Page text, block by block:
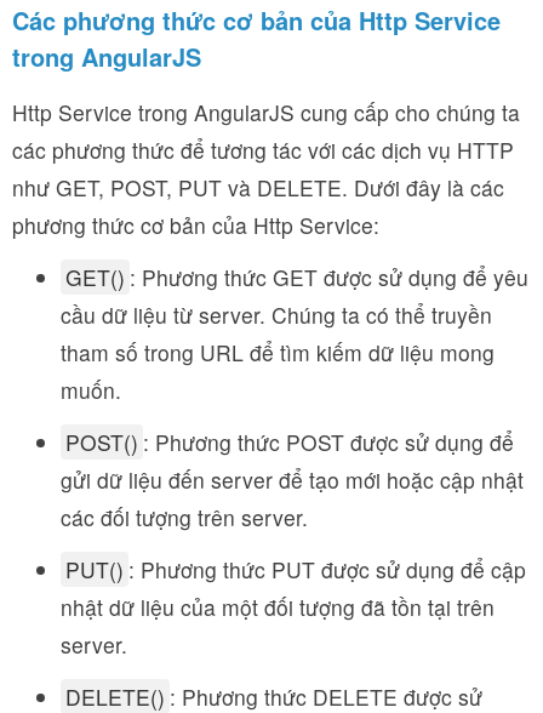
Các phương thức cơ bản của Http Service
trong AngularJS
Http Service trong AngularJS cung cấp cho chúng ta
các phương thức để tương tác với các dịch vụ HTTP
như GET, POST, PUT và DELETE. Dưới đây là các
phương thức cơ bản của Http Service:
GET() : Phương thức GET được sử dụng để yêu
cầu dữ liệu từ server. Chúng ta có thể truyền
tham số trong URL để tìm kiếm dữ liệu mong
muốn.
POST() : Phương thức POST được sử dụng để
gửi dữ liệu đến server để tạo mới hoặc cập nhật
các đối tượng trên server.
PUT() : Phương thức PUT được sử dụng để cập
nhật dữ liệu của một đối tượng đã tồn tại trên
server.
DELETE() : Phương thức DELETE được sử